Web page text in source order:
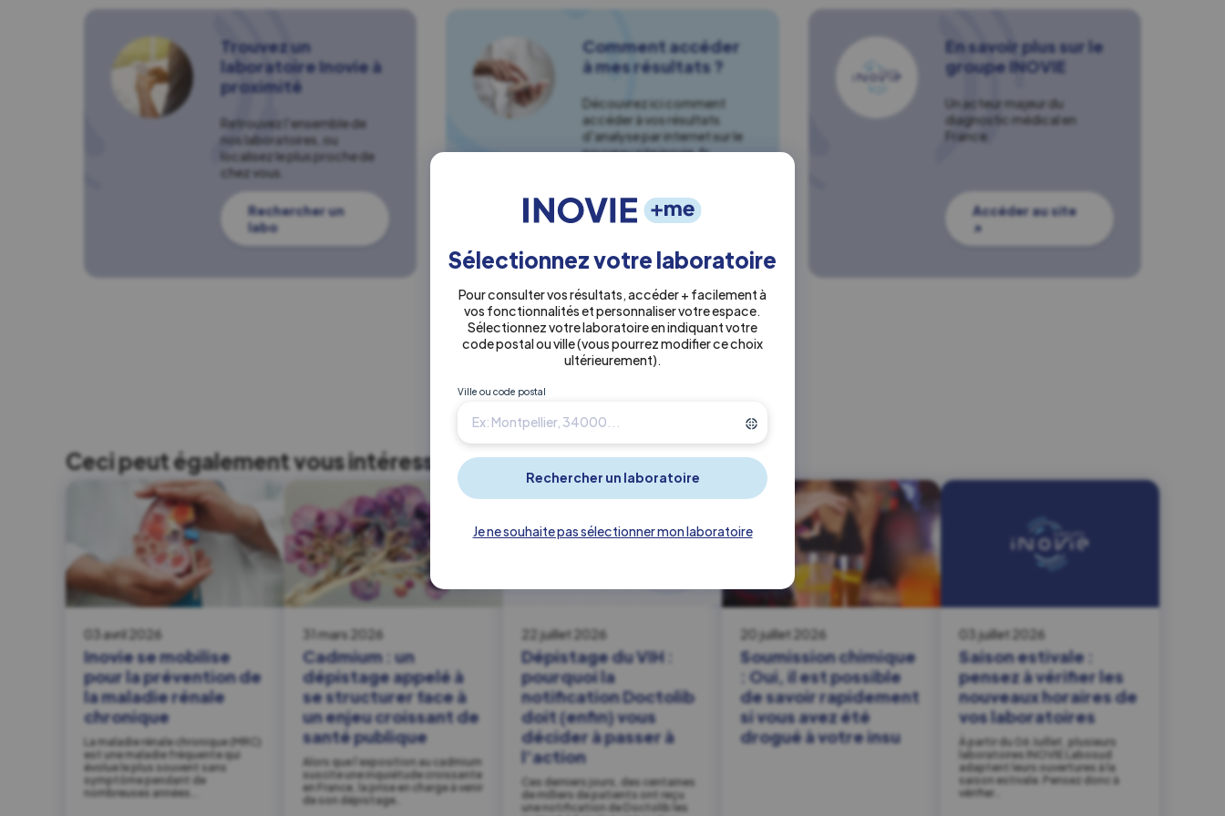
Sélectionnez votre laboratoire
Pour consulter vos résultats, accéder + facilement à
vos fonctionnalités et personnaliser votre espace.
Sélectionnez votre laboratoire en indiquant votre
code postal ou ville(vous pourrez modifier ce choix
ultérieurement).
Ville ou code postal
Je ne souhaite pas sélectionner mon laboratoire
Trouvez un
laboratoire Inovie à
proximité
Retrouvez l'ensemble de
nos laboratoires, ou
localisez le plus proche de
chez vous.
Rechercher un
labo
Comment accéder
à mes résultats ?
Découvrez ici comment
accéder à vos résultats
d'analyse par internet sur le
nouveau site inovie.fr
Résultats
En savoir plus sur le
groupe INOVIE
Un acteur majeur du
diagnostic médical en
France.
Accéder au site
↗
Ceci peut également vous intéresser Toute notre actualité
03 avril 2026
Inovie se mobilise
pour la prévention de
la maladie rénale
chronique
La maladie rénale chronique (MRC)
est une maladie fréquente qui
évolue le plus souvent sans
symptôme pendant de
nombreuses années….
31 mars 2026
Cadmium : un
dépistage appelé à
se structurer face à
un enjeu croissant de
santé publique
Alors que l’exposition au cadmium
suscite une inquiétude croissante
en France, la prise en charge à venir
de son dépistage…
22 juillet 2026
Dépistage du VIH :
pourquoi la
notification Doctolib
doit (enfin) vous
décider à passer à
l’action
Ces derniers jours, des centaines
de milliers de patients ont reçu
une notification de Doctolib les
20 juillet 2026
Soumission chimique
: Oui, il est possible
de savoir rapidement
si vous avez été
drogué à votre insu
03 juillet 2026
Saison estivale :
pensez à vérifier les
nouveaux horaires de
vos laboratoires
À partir du 06 Juillet, plusieurs
laboratoires INOVIE Labosud
adaptent leurs ouvertures à la
saison estivale. Pensez donc à
vérifier…